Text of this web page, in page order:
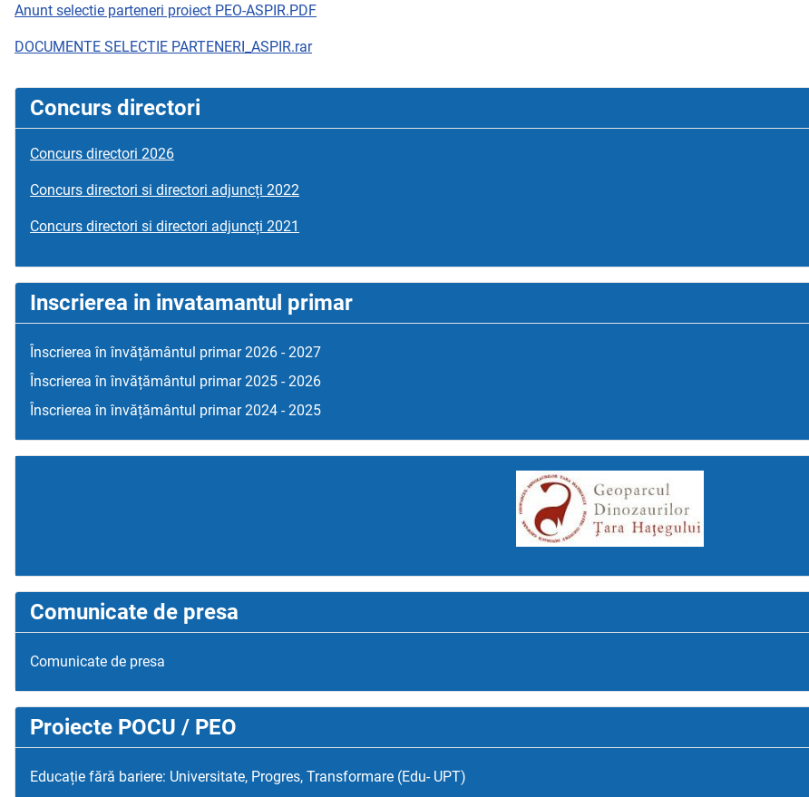
Anunt selectie parteneri proiect PEO-ASPIR.PDF
DOCUMENTE SELECTIE PARTENERI_ASPIR.rar
Concurs directori
Concurs directori 2026
Concurs directori si directori adjuncți 2022
Concurs directori si directori adjuncți 2021
Inscrierea in invatamantul primar
Înscrierea în învățământul primar 2026 - 2027
Înscrierea în învățământul primar 2025 - 2026
Înscrierea în învățământul primar 2024 - 2025
Comunicate de presa
Comunicate de presa
Proiecte POCU / PEO
Educație fără bariere: Universitate, Progres, Transformare (Edu- UPT)